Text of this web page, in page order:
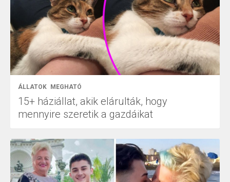
ÁLLATOK MEGHATÓ
15+ háziállat, akik elárulták, hogy
mennyire szeretik a gazdáikat